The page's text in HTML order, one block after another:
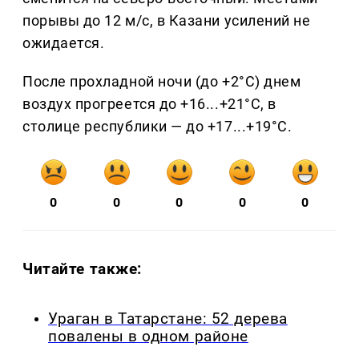
порывы до 12 м/с, в Казани усилений не
ожидается.
После прохладной ночи (до +2°C) днем
воздух прогреется до +16...+21°C, в
столице республики — до +17...+19°C.
0 0 0 0 0
Читайте также:
Ураган в Татарстане: 52 дерева
повалены в одном районе